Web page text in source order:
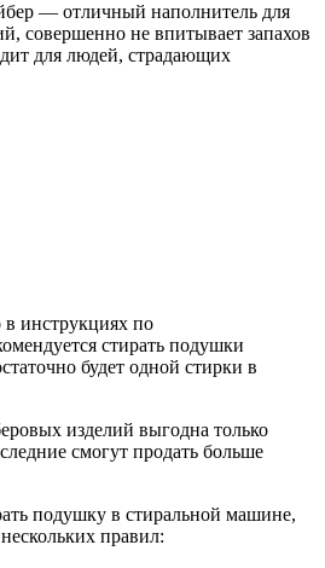
— отличный наполнитель для
совершенно не впитывает запахов
для людей, страдающих
в инструкциях по
стирать подушки
будет одной стирки в
изделий выгодна только
смогут продать больше
подушку в стиральной машине,
правил: